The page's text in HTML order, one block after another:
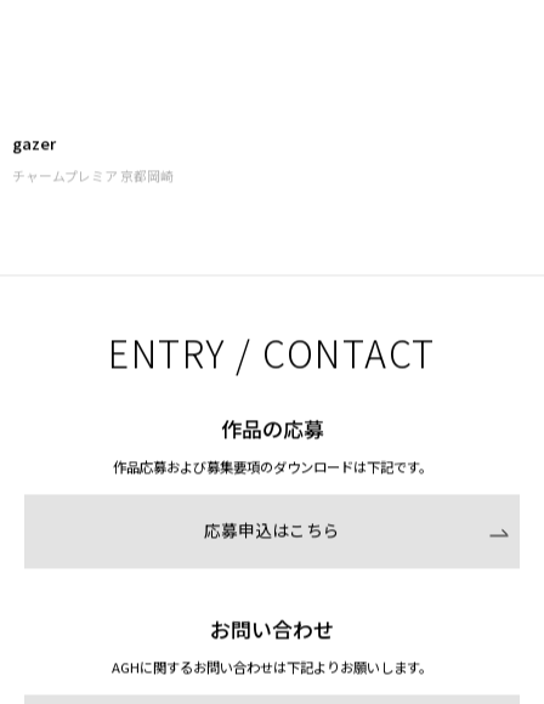
gazer
チャームプレミア 京都岡崎
ENTRY / CONTACT
作品の応募
作品応募および募集要項のダウンロードは下記です。
応募申込はこちら
お問い合わせ
AGHに関するお問い合わせは下記よりお願いします。